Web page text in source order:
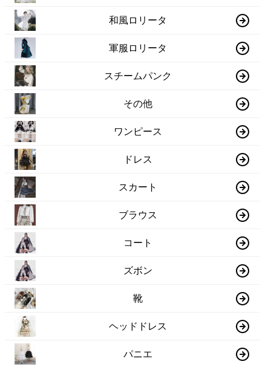
和風ロリータ
軍服ロリータ
スチームパンク
その他
ワンピース
ドレス
スカート
ブラウス
コート
ズボン
靴
ヘッドドレス
パニエ